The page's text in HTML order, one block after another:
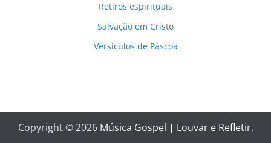
Retiros espirituais
Salvação em Cristo
Versículos de Páscoa
Copyright © 2026 Música Gospel | Louvar e Refletir.